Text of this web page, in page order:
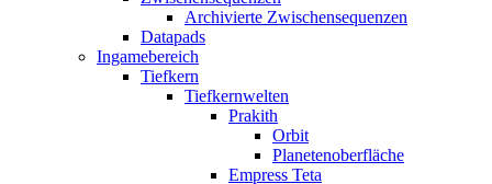
Archivierte Zwischensequenzen
Datapads
Ingamebereich
Tiefkern
Tiefkernwelten
Prakith
Orbit
Planetenoberfläche
Empress Teta